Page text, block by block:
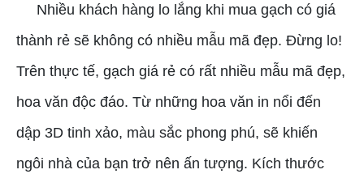
Nhiều khách hàng lo lắng khi mua gạch có giá
thành rẻ sẽ không có nhiều mẫu mã đẹp. Đừng lo!
Trên thực tế, gạch giá rẻ có rất nhiều mẫu mã đẹp,
hoa văn độc đáo. Từ những hoa văn in nổi đến
dập 3D tinh xảo, màu sắc phong phú, sẽ khiến
ngôi nhà của bạn trở nên ấn tượng. Kích thước